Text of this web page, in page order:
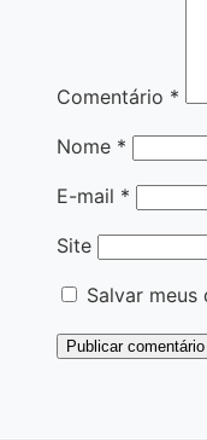
Comentário *
Nome *
E-mail *
Site
Salvar